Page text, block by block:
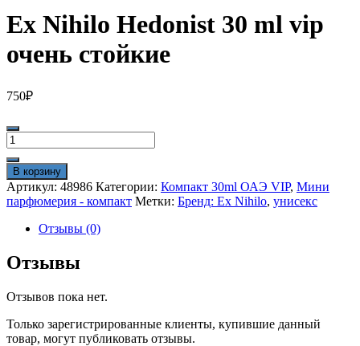
Ex Nihilo Hedonist 30 ml vip
очень стойкие
750₽
Количество
товара
Ex
Nihilo
Hedonist
30
очень
стойкие
В корзину
Артикул: 48986 Категории: Компакт 30ml ОАЭ VIP, Мини
парфюмерия - компакт Метки: Бренд: Ex Nihilo, унисекс
Отзывы (0)
Отзывы
Отзывов пока нет.
Только зарегистрированные клиенты, купившие данный
товар, могут публиковать отзывы.